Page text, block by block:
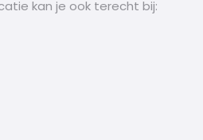
kan je ook terecht bij: